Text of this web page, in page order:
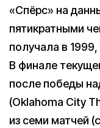
«Спёрс» на
пятикратными
получала в
В финале
после победы
(Oklahoma City
из семи матчей